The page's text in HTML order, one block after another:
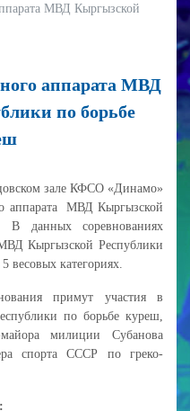
МВД Кыргызской
аппарата МВД
по борьбе
зале КФСО «Динамо»
аппарата МВД Кыргызской
В данных соревнованиях
Кыргызской Республики
весовых категориях.
примут участия в
по борьбе куреш,
милиции Субанова
спорта СССР по греко-